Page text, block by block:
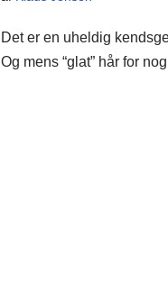
Det er en uheldig
Og mens “glat” hår for